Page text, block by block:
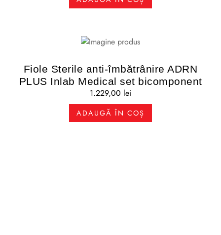
Fiole Sterile anti-îmbătrânire ADRN
PLUS Inlab Medical set bicomponent
1.229,00 lei
ADAUGĂ ÎN COȘ